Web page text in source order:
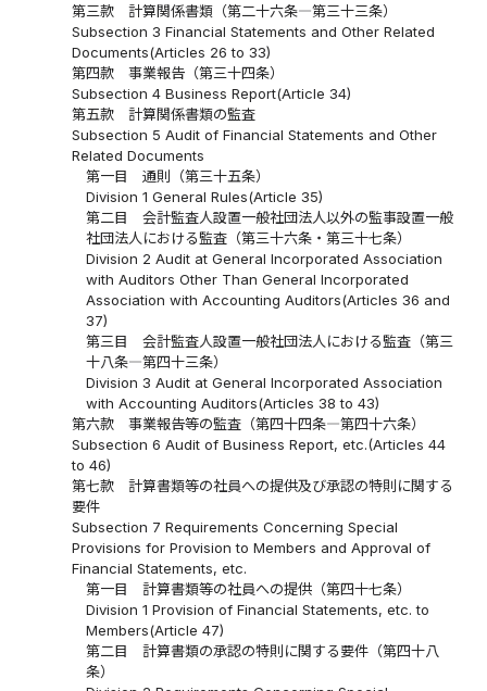
第三款 計算関係書類（第二十六条―第三十三条）
Subsection 3 Financial Statements and Other Related
Documents(Articles 26 to 33)
第四款 事業報告（第三十四条）
Subsection 4 Business Report(Article 34)
第五款 計算関係書類の監査
Subsection 5 Audit of Financial Statements and Other
Related Documents
第一目 通則（第三十五条）
Division 1 General Rules(Article 35)
第二目 会計監査人設置一般社団法人以外の監事設置一般
社団法人における監査（第三十六条・第三十七条）
Division 2 Audit at General Incorporated Association
with Auditors Other Than General Incorporated
Association with Accounting Auditors(Articles 36 and
37)
第三目 会計監査人設置一般社団法人における監査（第三
十八条―第四十三条）
Division 3 Audit at General Incorporated Association
with Accounting Auditors(Articles 38 to 43)
第六款 事業報告等の監査（第四十四条―第四十六条）
Subsection 6 Audit of Business Report, etc.(Articles 44
to 46)
第七款 計算書類等の社員への提供及び承認の特則に関する
要件
Subsection 7 Requirements Concerning Special
Provisions for Provision to Members and Approval of
Financial Statements, etc.
第一目 計算書類等の社員への提供（第四十七条）
Division 1 Provision of Financial Statements, etc. to
Members(Article 47)
第二目 計算書類の承認の特則に関する要件（第四十八
条）